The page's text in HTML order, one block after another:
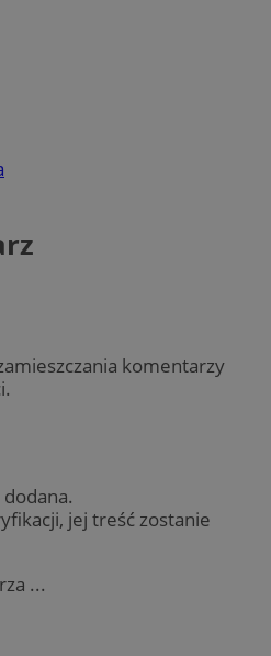
komentarzy
jej treść zostanie
...